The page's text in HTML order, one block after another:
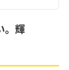
。輝